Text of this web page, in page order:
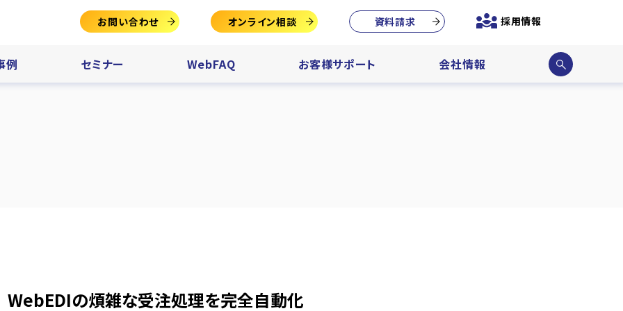
例 セミナー WebFAQ お客様サポート 会社情報
サイ
ト内
お問い合わせ オンライン相談 資料請求 採用情報
WebEDIの煩雑な受注処理を完全自動化